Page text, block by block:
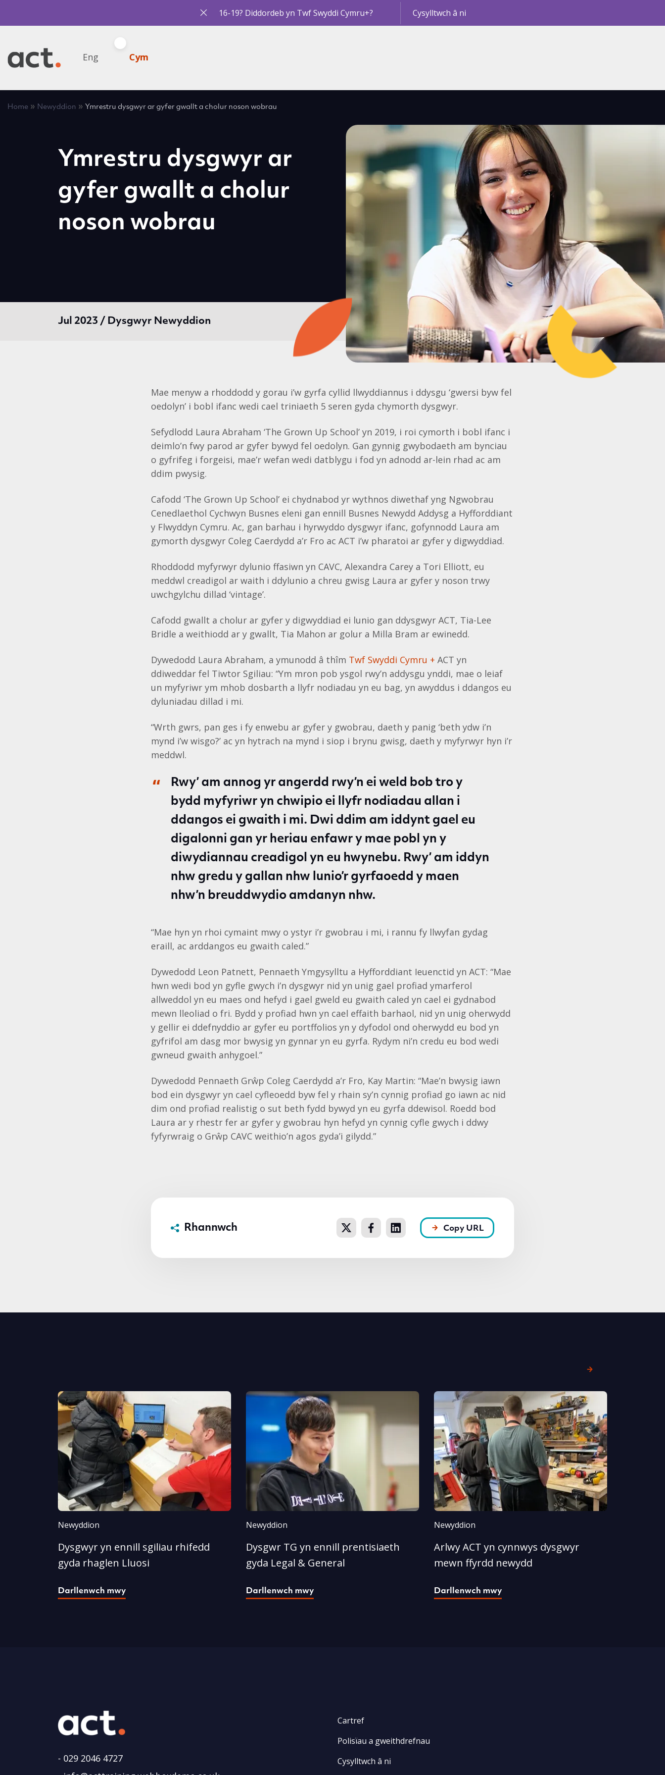
16-19? Diddordeb yn Twf Swyddi Cymru+? Cysylltwch â ni
Eng Cym
Home » Newyddion » Ymrestru dysgwyr ar gyfer gwallt a cholur noson wobrau
Ymrestru dysgwyr ar
gyfer gwallt a cholur
noson wobrau
Jul 2023 / Dysgwyr Newyddion
Mae menyw a rhoddodd y gorau i’w gyrfa cyllid llwyddiannus i ddysgu ‘gwersi byw fel
oedolyn’ i bobl ifanc wedi cael triniaeth 5 seren gyda chymorth dysgwyr.
Sefydlodd Laura Abraham ‘The Grown Up School’ yn 2019, i roi cymorth i bobl ifanc i
deimlo’n fwy parod ar gyfer bywyd fel oedolyn. Gan gynnig gwybodaeth am bynciau
o gyfrifeg i forgeisi, mae’r wefan wedi datblygu i fod yn adnodd ar-lein rhad ac am
ddim pwysig.
Cafodd ‘The Grown Up School’ ei chydnabod yr wythnos diwethaf yng Ngwobrau
Cenedlaethol Cychwyn Busnes eleni gan ennill Busnes Newydd Addysg a Hyfforddiant
y Flwyddyn Cymru. Ac, gan barhau i hyrwyddo dysgwyr ifanc, gofynnodd Laura am
gymorth dysgwyr Coleg Caerdydd a’r Fro ac ACT i’w pharatoi ar gyfer y digwyddiad.
Rhoddodd myfyrwyr dylunio ffasiwn yn CAVC, Alexandra Carey a Tori Elliott, eu
meddwl creadigol ar waith i ddylunio a chreu gwisg Laura ar gyfer y noson trwy
uwchgylchu dillad ‘vintage’.
Cafodd gwallt a cholur ar gyfer y digwyddiad ei lunio gan ddysgwyr ACT, Tia-Lee
Bridle a weithiodd ar y gwallt, Tia Mahon ar golur a Milla Bram ar ewinedd.
Dywedodd Laura Abraham, a ymunodd â thîm Twf Swyddi Cymru + ACT yn
ddiweddar fel Tiwtor Sgiliau: “Ym mron pob ysgol rwy’n addysgu ynddi, mae o leiaf
un myfyriwr ym mhob dosbarth a llyfr nodiadau yn eu bag, yn awyddus i ddangos eu
dyluniadau dillad i mi.
“Wrth gwrs, pan ges i fy enwebu ar gyfer y gwobrau, daeth y panig ‘beth ydw i’n
mynd i’w wisgo?’ ac yn hytrach na mynd i siop i brynu gwisg, daeth y myfyrwyr hyn i’r
meddwl.
Rwy’ am annog yr angerdd rwy’n ei weld bob tro y
bydd myfyriwr yn chwipio ei llyfr nodiadau allan i
ddangos ei gwaith i mi. Dwi ddim am iddynt gael eu
digalonni gan yr heriau enfawr y mae pobl yn y
diwydiannau creadigol yn eu hwynebu. Rwy’ am iddyn
nhw gredu y gallan nhw lunio’r gyrfaoedd y maen
nhw’n breuddwydio amdanyn nhw.
“Mae hyn yn rhoi cymaint mwy o ystyr i’r gwobrau i mi, i rannu fy llwyfan gydag
eraill, ac arddangos eu gwaith caled.”
Dywedodd Leon Patnett, Pennaeth Ymgysylltu a Hyfforddiant Ieuenctid yn ACT: “Mae
hwn wedi bod yn gyfle gwych i’n dysgwyr nid yn unig gael profiad ymarferol
allweddol yn eu maes ond hefyd i gael gweld eu gwaith caled yn cael ei gydnabod
mewn lleoliad o fri. Bydd y profiad hwn yn cael effaith barhaol, nid yn unig oherwydd
y gellir ei ddefnyddio ar gyfer eu portffolios yn y dyfodol ond oherwydd eu bod yn
gyfrifol am dasg mor bwysig yn gynnar yn eu gyrfa. Rydym ni’n credu eu bod wedi
gwneud gwaith anhygoel.”
Dywedodd Pennaeth Grŵp Coleg Caerdydd a’r Fro, Kay Martin: “Mae’n bwysig iawn
bod ein dysgwyr yn cael cyfleoedd byw fel y rhain sy’n cynnig profiad go iawn ac nid
dim ond profiad realistig o sut beth fydd bywyd yn eu gyrfa ddewisol. Roedd bod
Laura ar y rhestr fer ar gyfer y gwobrau hyn hefyd yn cynnig cyfle gwych i ddwy
fyfyrwraig o Grŵp CAVC weithio’n agos gyda’i gilydd.”
Rhannwch Copy URL
Newyddion
Dysgwyr yn ennill sgiliau rhifedd
gyda rhaglen Lluosi
Darllenwch mwy
Newyddion
Dysgwr TG yn ennill prentisiaeth
gyda Legal & General
Darllenwch mwy
Newyddion
Arlwy ACT yn cynnwys dysgwyr
mewn ffyrdd newydd
Darllenwch mwy
- 029 2046 4727
Cartref
Polisïau a gweithdrefnau
Cysylltwch â ni